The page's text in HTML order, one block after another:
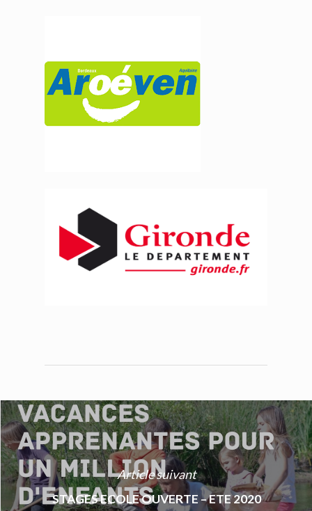
Article suivant
STAGES ECOLE OUVERTE – ETE 2020